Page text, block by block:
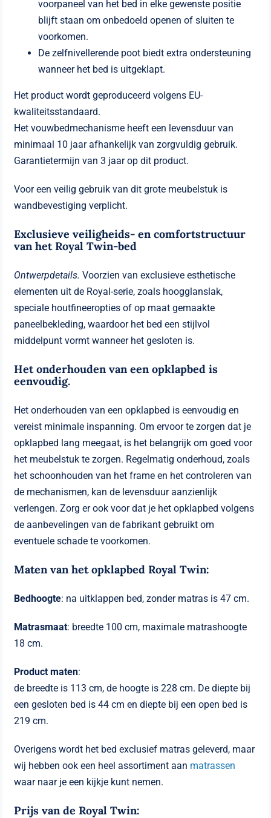
voorpaneel van het bed in elke gewenste positie
blijft staan ​​om onbedoeld openen of sluiten te
voorkomen.
De zelfnivellerende poot biedt extra ondersteuning
wanneer het bed is uitgeklapt.
Het product wordt geproduceerd volgens EU-
kwaliteitsstandaard.
Het vouwbedmechanisme heeft een levensduur van
minimaal 10 jaar afhankelijk van zorgvuldig gebruik.
Garantietermijn van 3 jaar op dit product.
Voor een veilig gebruik van dit grote meubelstuk is
wandbevestiging verplicht.
Exclusieve veiligheids- en comfortstructuur
van het Royal Twin-bed
Ontwerpdetails.Voorzien van exclusieve esthetische
elementen uit de Royal-serie, zoals hoogglanslak,
speciale houtfineeropties of op maat gemaakte
paneelbekleding, waardoor het bed een stijlvol
middelpunt vormt wanneer het gesloten is.
Het onderhouden van een opklapbed is
eenvoudig.
Het onderhouden van een opklapbed is eenvoudig en
vereist minimale inspanning. Om ervoor te zorgen dat je
opklapbed lang meegaat, is het belangrijk om goed voor
het meubelstuk te zorgen. Regelmatig onderhoud, zoals
het schoonhouden van het frame en het controleren van
de mechanismen, kan de levensduur aanzienlijk
verlengen. Zorg er ook voor dat je het opklapbed volgens
de aanbevelingen van de fabrikant gebruikt om
eventuele schade te voorkomen.
Maten van het opklapbed Royal Twin:
Bedhoogte: na uitklappen bed, zonder matras is 47 cm.
Matrasmaat: breedte 100 cm, maximale matrashoogte
18 cm.
Product maten:
de breedte is 113 cm, de hoogte is 228 cm. De diepte bij
een gesloten bed is 44 cm en diepte bij een open bed is
219 cm.
Overigens wordt het bed exclusief matras geleverd, maar
wij hebben ook een heel assortiment aan matrassen
waar naar je een kijkje kunt nemen.
Prijs van de Royal Twin: